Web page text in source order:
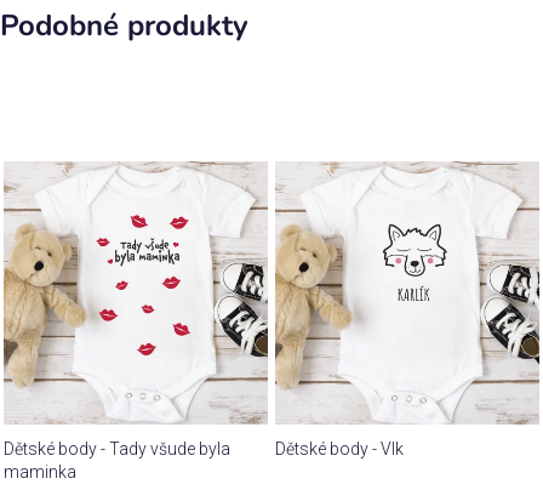
Podobné produkty
Dětské body - Tady všude byla
maminka
Dětské body - Vlk